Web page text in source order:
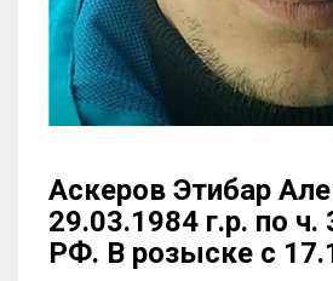
Аскеров Этибар
29.03.1984 г.р. по ч.
РФ. В розыске с